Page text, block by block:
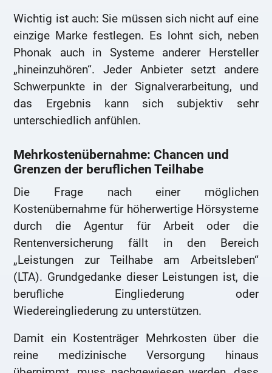
Wichtig ist auch: Sie müssen sich nicht auf eine
einzige Marke festlegen. Es lohnt sich, neben
Phonak auch in Systeme anderer Hersteller
„hineinzuhören“. Jeder Anbieter setzt andere
Schwerpunkte in der Signalverarbeitung, und
das Ergebnis kann sich subjektiv sehr
unterschiedlich anfühlen.
Mehrkostenübernahme: Chancen und
Grenzen der beruflichen Teilhabe
Die Frage nach einer möglichen
Kostenübernahme für höherwertige Hörsysteme
durch die Agentur für Arbeit oder die
Rentenversicherung fällt in den Bereich
„Leistungen zur Teilhabe am Arbeitsleben“
(LTA). Grundgedanke dieser Leistungen ist, die
berufliche Eingliederung oder
Wiedereingliederung zu unterstützen.
Damit ein Kostenträger Mehrkosten über die
reine medizinische Versorgung hinaus